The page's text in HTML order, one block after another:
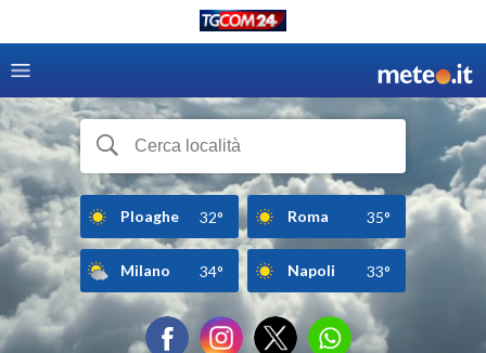
Ploaghe 32° Roma 35°
Milano 34° Napoli 33°